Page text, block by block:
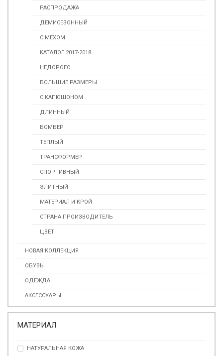
РАСПРОДАЖА
ДЕМИСЕЗОННЫЙ
С МЕХОМ
КАТАЛОГ 2017-2018
НЕДОРОГО
БОЛЬШИЕ РАЗМЕРЫ
С КАПЮШОНОМ
ДЛИННЫЙ
БОМБЕР
ТЕПЛЫЙ
ТРАНСФОРМЕР
СПОРТИВНЫЙ
ЭЛИТНЫЙ
МАТЕРИАЛ И КРОЙ
СТРАНА ПРОИЗВОДИТЕЛЬ
ЦВЕТ
НОВАЯ КОЛЛЕКЦИЯ
ОБУВЬ
ОДЕЖДА
АКСЕССУАРЫ
МАТЕРИАЛ
НАТУРАЛЬНАЯ КОЖА